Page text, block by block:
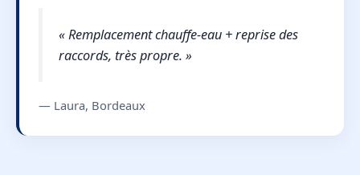
« Remplacement chauffe-eau + reprise des
raccords, très propre. »
— Laura, Bordeaux